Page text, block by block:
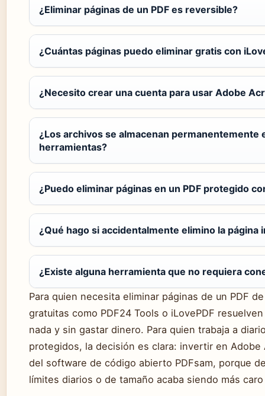
¿Eliminar páginas de un PDF es reversible?
¿Cuántas páginas puedo eliminar gratis con
¿Necesito crear una cuenta para usar Adobe
¿Los archivos se almacenan permanentemente
herramientas?
¿Puedo eliminar páginas en un PDF protegido
¿Qué hago si accidentalmente elimino la página
¿Existe alguna herramienta que no requiera
Para quien necesita eliminar páginas de un PDF
gratuitas como PDF24 Tools o iLovePDF
nada y sin gastar dinero. Para quien trabaja a
protegidos, la decisión es clara: invertir en
del software de código abierto PDFsam, porque
límites diarios o de tamaño acaba siendo más